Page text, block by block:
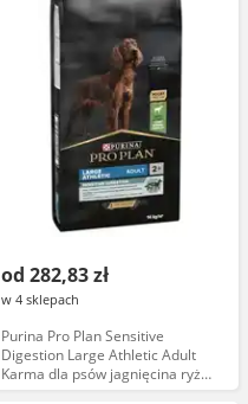
od 282,83 zł
w 4 sklepach
Purina Pro Plan Sensitive
Digestion Large Athletic Adult
Karma dla psów jagnięcina ryż
14kg